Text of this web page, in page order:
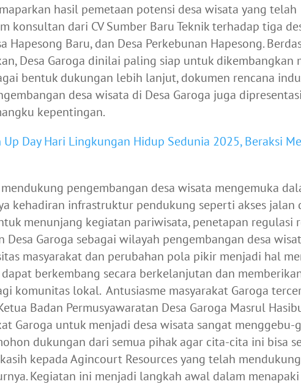
hasil pemetaan potensi desa wisata yang telah
konsultan dari CV Sumber Baru Teknik terhadap tiga
Hapesong Baru, dan Desa Perkebunan Hapesong.
Desa Garoga dinilai paling siap untuk dikembangkan
bentuk dukungan lebih lanjut, dokumen rencana
desa wisata di Desa Garoga juga
kepentingan.
Up Day Hari Lingkungan Hidup Sedunia 2025, Beraksi
pengembangan desa wisata mengemuka
kehadiran infrastruktur pendukung seperti akses jalan
menunjang kegiatan pariwisata, penetapan regulasi
Desa Garoga sebagai wilayah pengembangan desa
masyarakat dan perubahan pola pikir menjadi hal
berkembang secara berkelanjutan dan
komunitas lokal. Antusiasme masyarakat Garoga
Badan Permusyawaratan Desa Garoga Masrul
Garoga untuk menjadi desa wisata sangat menggebu-
dukungan dari semua pihak agar cita-cita ini bisa
kepada Agincourt Resources yang telah mendukung
Kegiatan ini menjadi langkah awal dalam